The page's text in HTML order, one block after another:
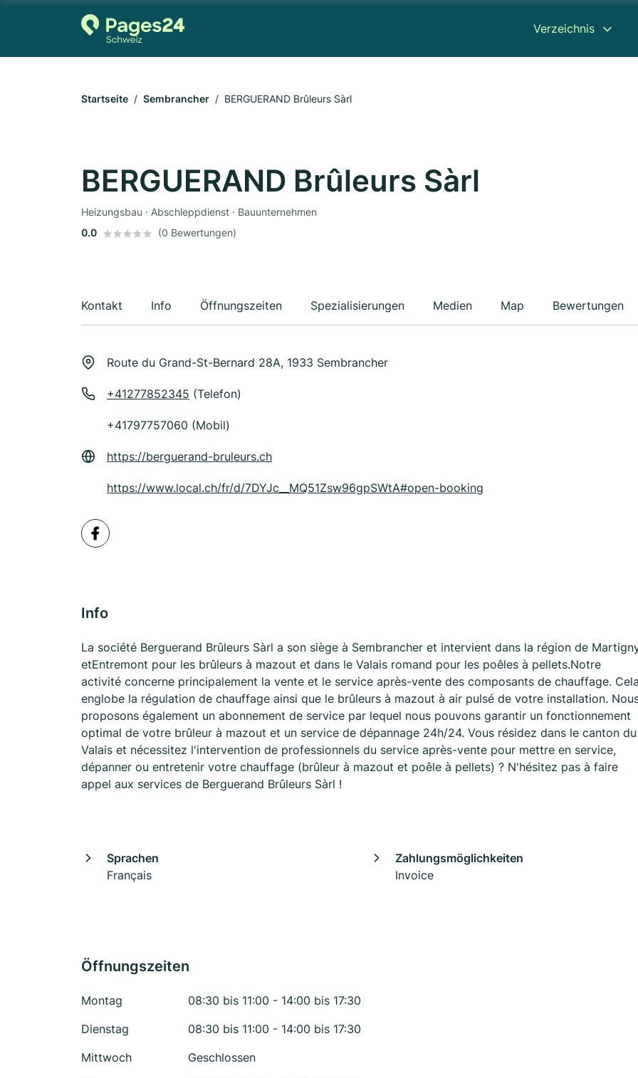
Verzeichnis
Startseite Sembrancher BERGUERAND Brûleurs Sàrl
BERGUERAND Brûleurs Sàrl
Heizungsbau · Abschleppdienst · Bauunternehmen
0.0
(0 Bewertungen)
Kontakt Info Öffnungszeiten Spezialisierungen Medien Map Bewertungen
Route du Grand-St-Bernard 28A, 1933 Sembrancher
+41277852345 (Telefon)
+41797757060 (Mobil)
https://berguerand-bruleurs.ch
https://www.local.ch/fr/d/7DYJc__MQ51Zsw96gpSWtA#open-booking
Info
La société Berguerand Brûleurs Sàrl a son siège à Sembrancher et intervient dans la région de
etEntremont pour les brûleurs à mazout et dans le Valais romand pour les poêles à pellets.Notre
activité concerne principalement la vente et le service après-vente des composants de chauffage. Cela
englobe la régulation de chauffage ainsi que le brûleurs à mazout à air pulsé de votre installation.
proposons également un abonnement de service par lequel nous pouvons garantir un fonctionnement
optimal de votre brûleur à mazout et un service de dépannage 24h/24. Vous résidez dans le canton du
Valais et nécessitez l'intervention de professionnels du service après-vente pour mettre en service,
dépanner ou entretenir votre chauffage (brûleur à mazout et poêle à pellets) ? N'hésitez pas à faire
appel aux services de Berguerand Brûleurs Sàrl !
Sprachen
Français
Zahlungsmöglichkeiten
Invoice
Öffnungszeiten
Montag
08:30 bis 11:00 - 14:00 bis 17:30
Dienstag
08:30 bis 11:00 - 14:00 bis 17:30
Mittwoch
Geschlossen